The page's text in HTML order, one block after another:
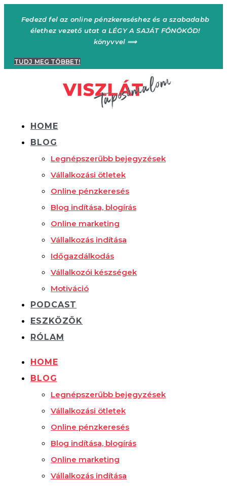
tartalomhoz
Fedezd fel az online pénzkereséshez és a szabadabb
élethez vezető utat a LÉGY A SAJÁT FŐNÖKÖD!
könyvvel ⟹
TUDJ MEG TÖBBET!
HOME
BLOG
Legnépszerűbb bejegyzések
Vállalkozási ötletek
Online pénzkeresés
Blog indítása, blogírás
Online marketing
Vállalkozás indítása
Időgazdálkodás
Vállalkozói készségek
Motiváció
PODCAST
ESZKÖZÖK
RÓLAM
HOME
BLOG
Legnépszerűbb bejegyzések
Vállalkozási ötletek
Online pénzkeresés
Blog indítása, blogírás
Online marketing
Vállalkozás indítása